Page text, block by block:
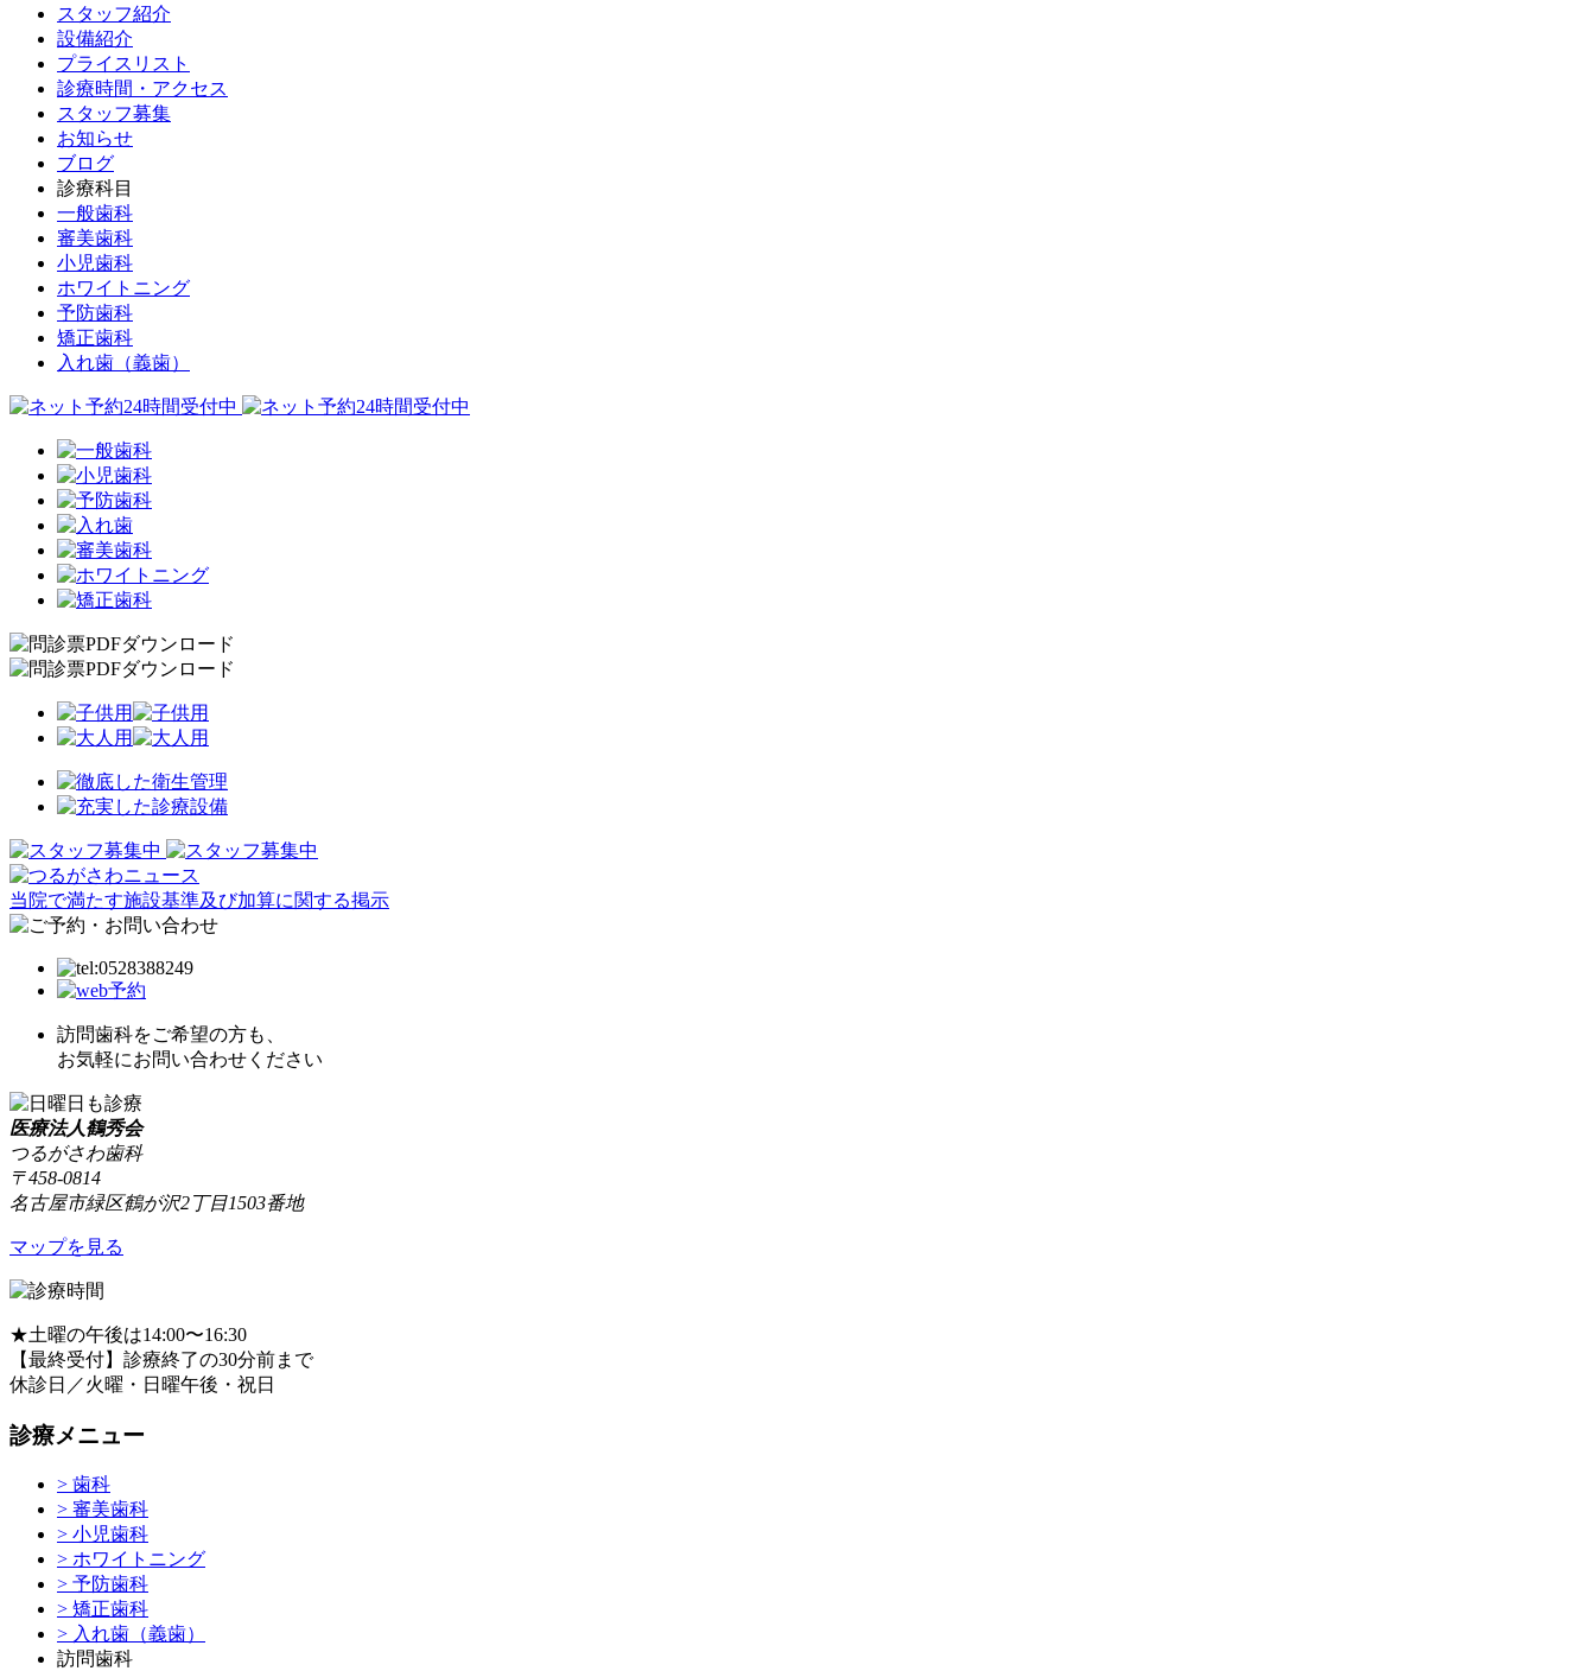
スタッフ紹介
設備紹介
プライスリスト
診療時間・アクセス
スタッフ募集
お知らせ
ブログ
診療科目
一般歯科
審美歯科
小児歯科
ホワイトニング
予防歯科
矯正歯科
入れ歯（義歯）
当院で満たす施設基準及び加算に関する掲示
訪問歯科をご希望の方も、
お気軽にお問い合わせください
医療法人鶴秀会
つるがさわ歯科
〒458-0814
名古屋市緑区鶴が沢2丁目1503番地
マップを見る
★土曜の午後は14:00〜16:30
【最終受付】診療終了の30分前まで
休診日／火曜・日曜午後・祝日
診療メニュー
> 歯科
> 審美歯科
> 小児歯科
> ホワイトニング
> 予防歯科
> 矯正歯科
> 入れ歯（義歯）
訪問歯科